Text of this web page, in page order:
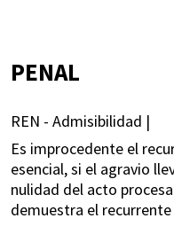
PENAL
REN - Admisibilidad |
Es improcedente el
esencial, si el agravio
nulidad del acto
demuestra el